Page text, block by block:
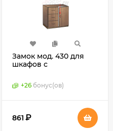
Замок мод. 430 для
шкафов с
дверями, Lehmann,
Германия
+26 бонус(ов)
861 ₽